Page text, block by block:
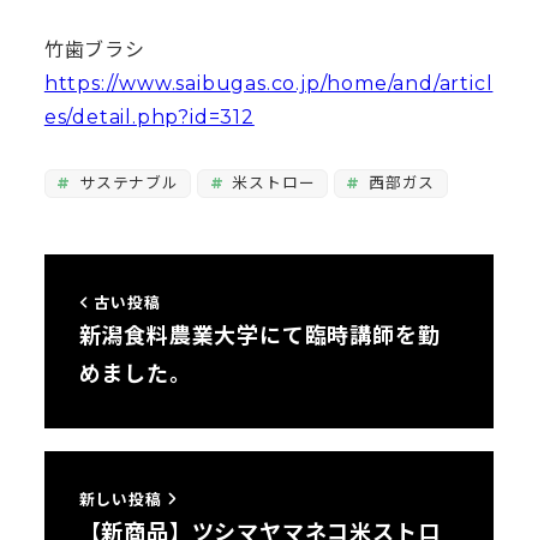
竹歯ブラシ
https://www.saibugas.co.jp/home/and/articl
es/detail.php?id=312
サステナブル 米ストロー 西部ガス
古い投稿
新潟食料農業大学にて臨時講師を勤
めました。
新しい投稿
【新商品】ツシマヤマネコ米ストロ